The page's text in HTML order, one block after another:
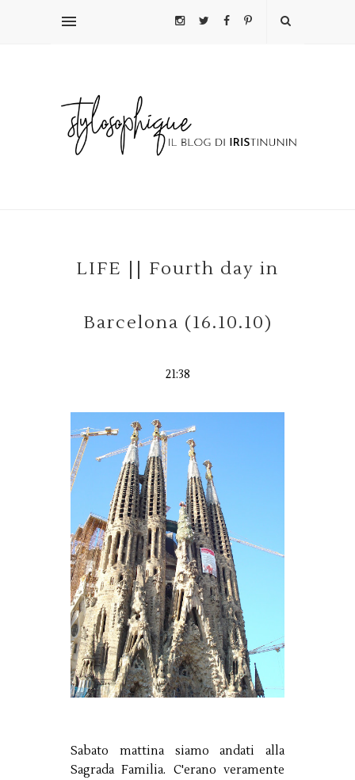
LIFE || Fourth day in
Barcelona (16.10.10)
21:38
Sabato mattina siamo andati alla
Sagrada Familia. C'erano veramente